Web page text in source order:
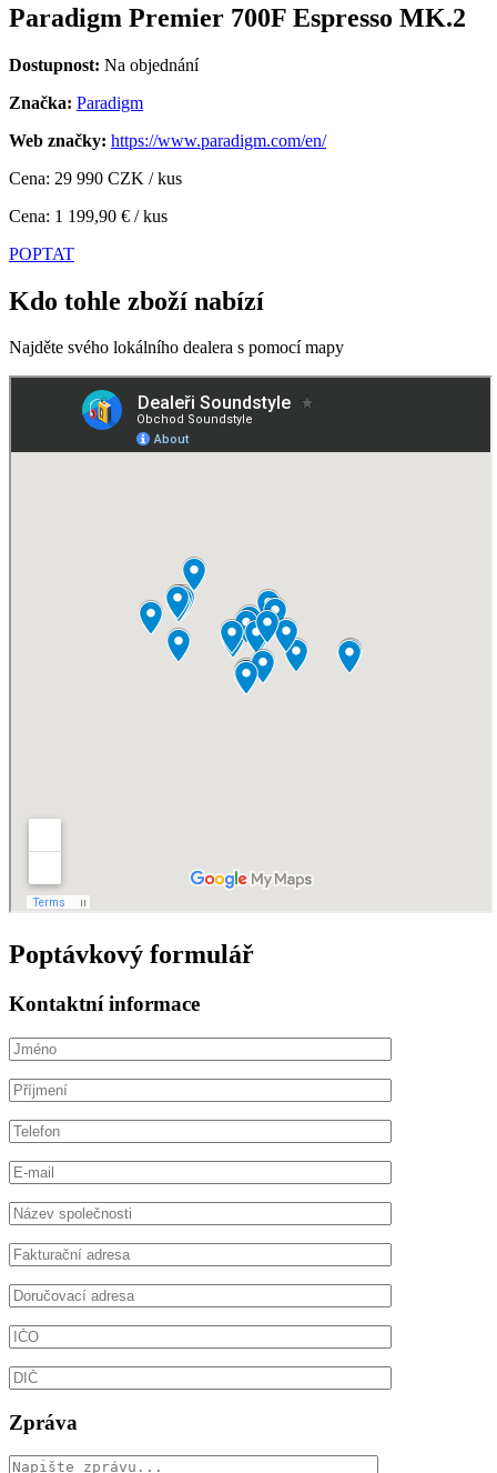
Paradigm Premier 700F Espresso MK.2
Dostupnost: Na objednání
Značka: Paradigm
Web značky: https://www.paradigm.com/en/
Cena: 29 990 CZK / kus
Cena: 1 199,90 € / kus
POPTAT
Kdo tohle zboží nabízí
Najděte svého lokálního dealera s pomocí mapy
Poptávkový formulář
Kontaktní informace
Zpráva